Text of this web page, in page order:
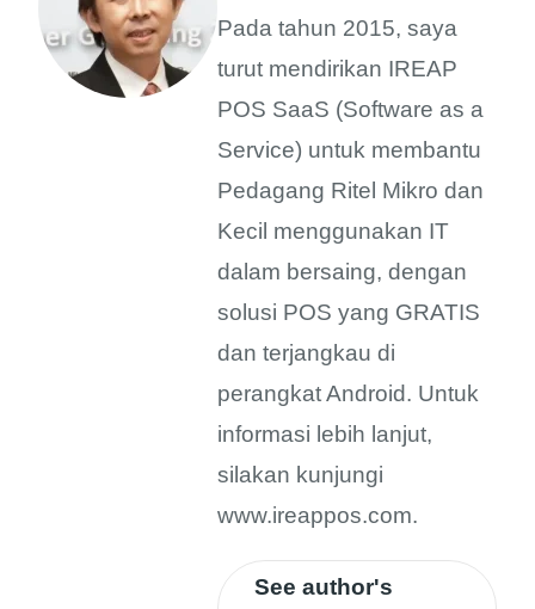
Pada tahun 2015, saya
turut mendirikan IREAP
POS SaaS (Software as a
Service) untuk membantu
Pedagang Ritel Mikro dan
Kecil menggunakan IT
dalam bersaing, dengan
solusi POS yang GRATIS
dan terjangkau di
perangkat Android. Untuk
informasi lebih lanjut,
silakan kunjungi
www.ireappos.com.
See author's